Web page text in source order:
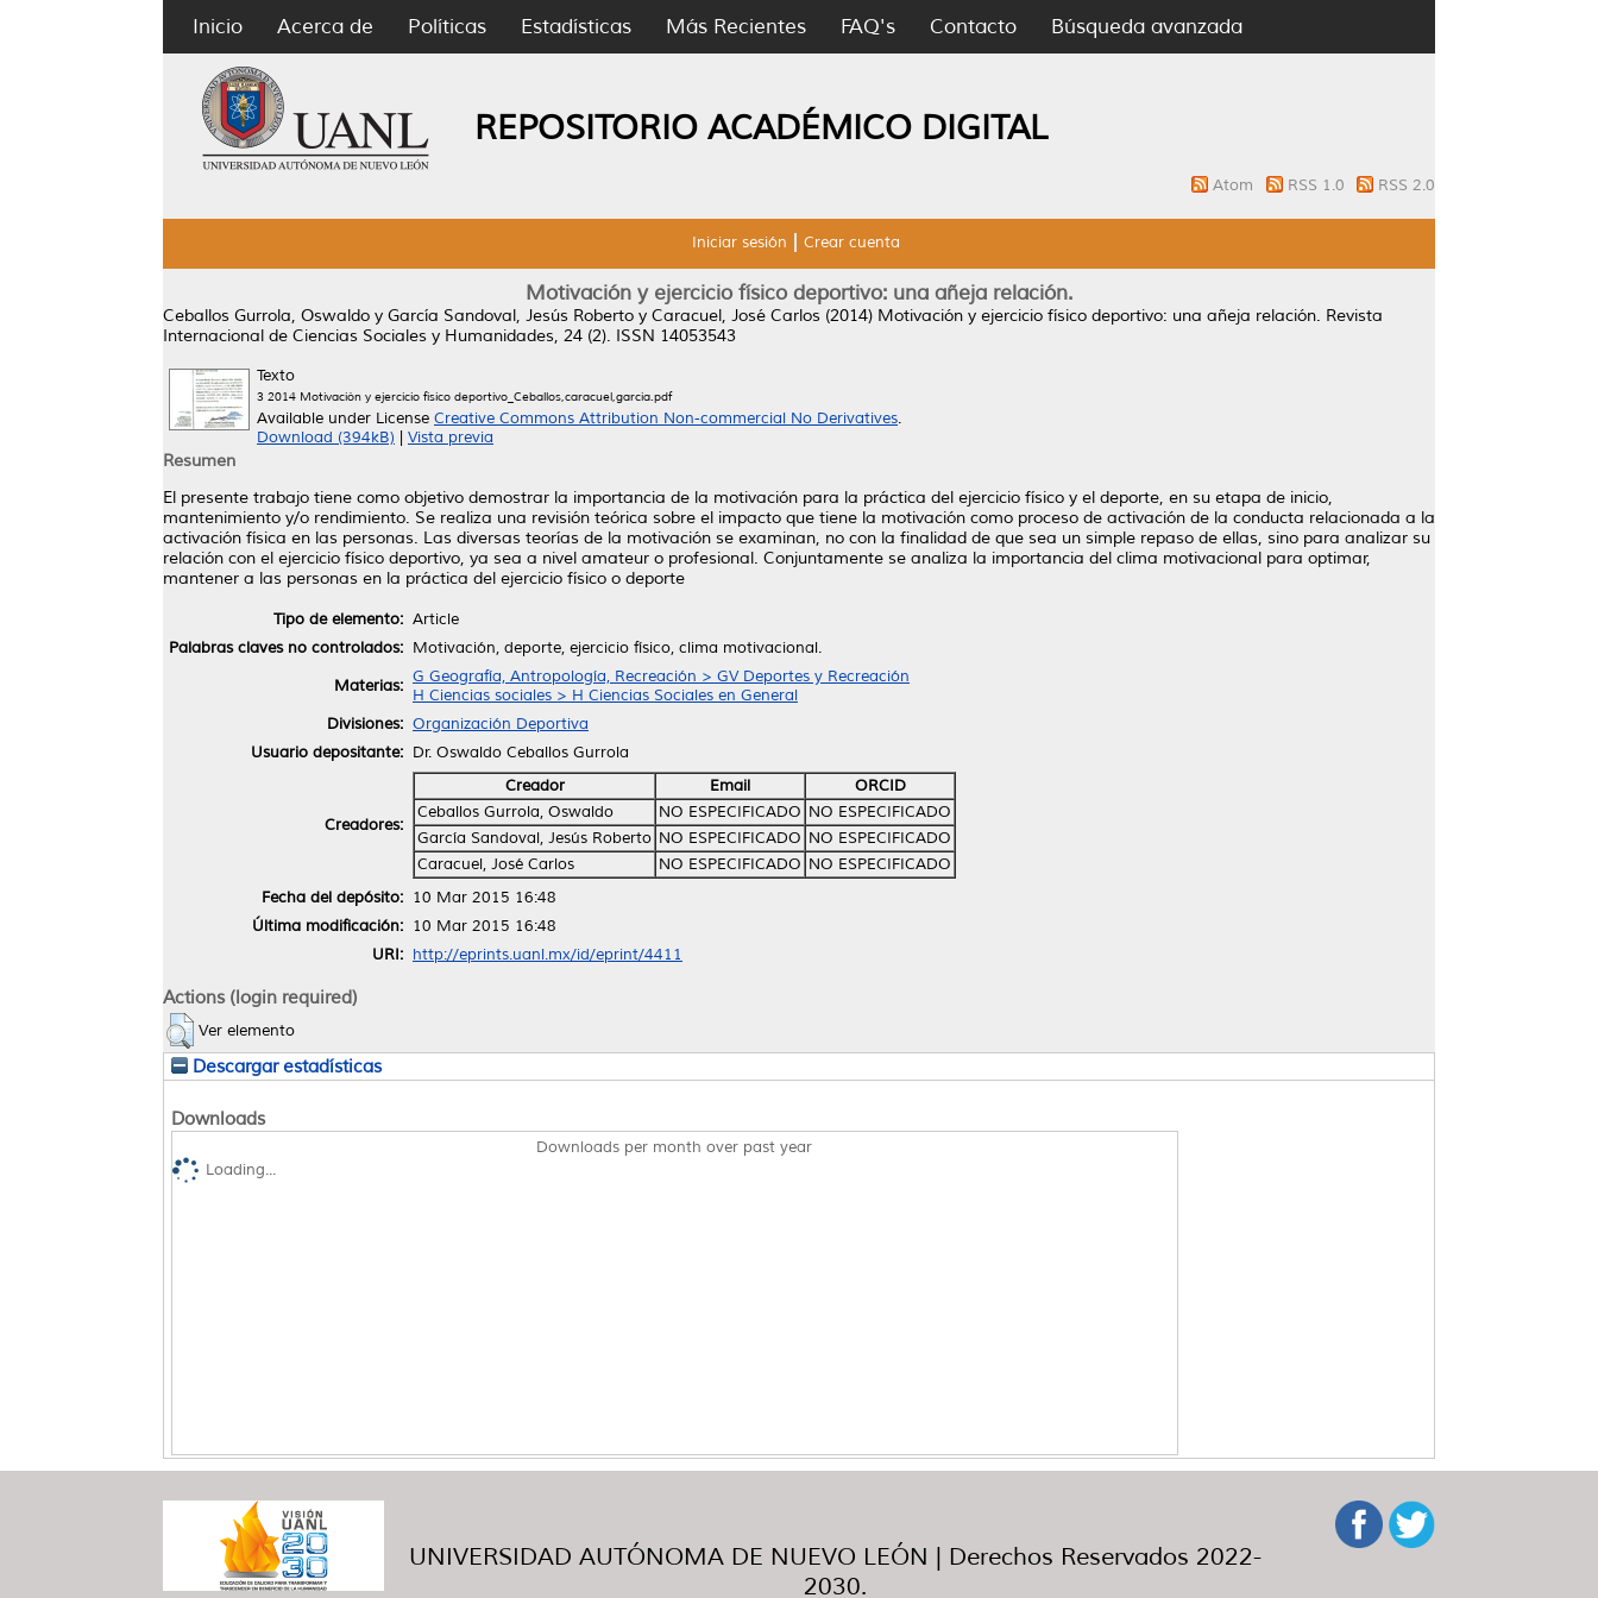
Inicio Acerca de Políticas Estadísticas Más Recientes FAQ's Contacto Búsqueda avanzada
REPOSITORIO ACADÉMICO DIGITAL
Atom RSS 1.0 RSS 2.0
Iniciar sesión Crear cuenta
Motivación y ejercicio físico deportivo: una añeja relación.
Ceballos Gurrola, Oswaldo y García Sandoval, Jesús Roberto y Caracuel, José Carlos (2014) Motivación y ejercicio físico deportivo: una añeja relación. Revista
Internacional de Ciencias Sociales y Humanidades, 24 (2). ISSN 14053543
Texto
3 2014 Motivación y ejercicio físico deportivo_Ceballos,caracuel,garcia.pdf
Available under License Creative Commons Attribution Non-commercial No Derivatives.
Download (394kB)
Vista previa
Resumen
El presente trabajo tiene como objetivo demostrar la importancia de la motivación para la práctica del ejercicio físico y el deporte, en su etapa de inicio,
mantenimiento y/o rendimiento. Se realiza una revisión teórica sobre el impacto que tiene la motivación como proceso de activación de la conducta relacionada a la
activación física en las personas. Las diversas teorías de la motivación se examinan, no con la finalidad de que sea un simple repaso de ellas, sino para analizar su
relación con el ejercicio físico deportivo, ya sea a nivel amateur o profesional. Conjuntamente se analiza la importancia del clima motivacional para optimar,
mantener a las personas en la práctica del ejercicio físico o deporte
Tipo de elemento: Article
Palabras claves no controlados: Motivación, deporte, ejercicio físico, clima motivacional.
Materias: G Geografía, Antropología, Recreación > GV Deportes y Recreación
H Ciencias sociales > H Ciencias Sociales en General
Divisiones: Organización Deportiva
Usuario depositante: Dr. Oswaldo Ceballos Gurrola
Creadores:
Creador Email
ORCID
Ceballos Gurrola, Oswaldo
NO ESPECIFICADO NO ESPECIFICADO
García Sandoval, Jesús Roberto NO ESPECIFICADO NO ESPECIFICADO
Caracuel, José Carlos
NO ESPECIFICADO NO ESPECIFICADO
Fecha del depósito: 10 Mar 2015 16:48
Última modificación: 10 Mar 2015 16:48
URI: http://eprints.uanl.mx/id/eprint/4411
Actions (login required)
Ver elemento
Descargar estadísticas
Downloads
Downloads per month over past year
Loading...
UNIVERSIDAD AUTÓNOMA DE NUEVO LEÓN | Derechos Reservados 2022-
2030.